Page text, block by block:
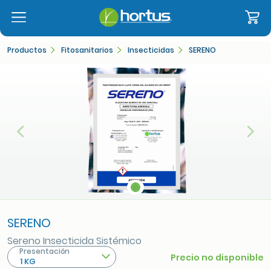
Productos Fitosanitarios Insecticidas SERENO
Anterior
SERENO
Sereno Insecticida Sistémico
1 KG
Presentación
Precio no disponible